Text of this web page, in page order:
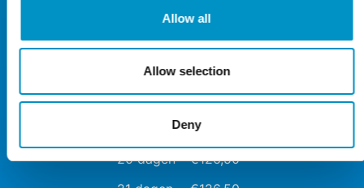
Allow all
Allow selection
Deny
16 dagen
€126,50
17 dagen
€126,50
18 dagen
€126,50
19 dagen
€126,50
20 dagen
€126,50